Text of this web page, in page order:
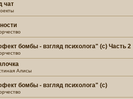
чат
бомбы - взгляд психолога" (c) Часть 2
Алисы
бомбы - взгляд психолога" (c)